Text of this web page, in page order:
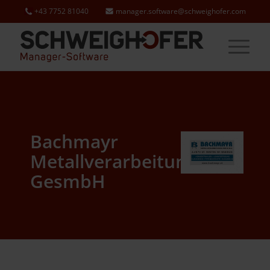
+43 7752 81040 manager.software@schweighofer.com
Bachmayr
Metallverarbeitungs
GesmbH